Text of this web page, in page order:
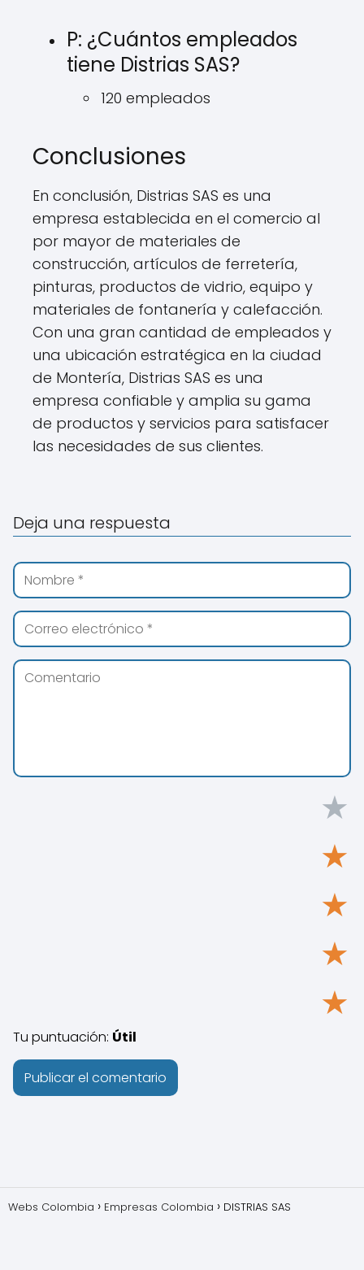
P: ¿Cuántos empleados
tiene Distrias SAS?
120 empleados
Conclusiones
En conclusión, Distrias SAS es una
empresa establecida en el comercio al
por mayor de materiales de
construcción, artículos de ferretería,
pinturas, productos de vidrio, equipo y
materiales de fontanería y calefacción.
Con una gran cantidad de empleados y
una ubicación estratégica en la ciudad
de Montería, Distrias SAS es una
empresa confiable y amplia su gama
de productos y servicios para satisfacer
las necesidades de sus clientes.
Deja una respuesta
★
★
★
★
★
Tu puntuación: Útil
Webs Colombia Empresas Colombia DISTRIAS SAS